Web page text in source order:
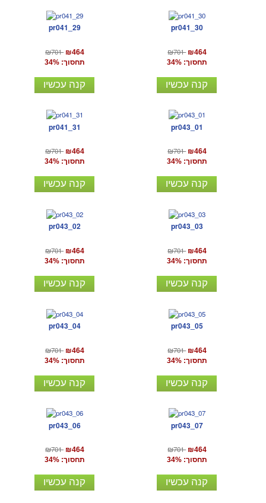
pr041_29
₪701 ₪464
תחסוך: 34%
קנה עכשיו
pr041_30
₪701 ₪464
תחסוך: 34%
קנה עכשיו
pr041_31
₪701 ₪464
תחסוך: 34%
קנה עכשיו
pr043_01
₪701 ₪464
תחסוך: 34%
קנה עכשיו
pr043_02
₪701 ₪464
תחסוך: 34%
קנה עכשיו
pr043_03
₪701 ₪464
תחסוך: 34%
קנה עכשיו
pr043_04
₪701 ₪464
תחסוך: 34%
קנה עכשיו
pr043_05
₪701 ₪464
תחסוך: 34%
קנה עכשיו
pr043_06
₪701 ₪464
תחסוך: 34%
קנה עכשיו
pr043_07
₪701 ₪464
תחסוך: 34%
קנה עכשיו